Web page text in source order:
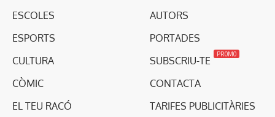
ESCOLES
ESPORTS
CULTURA
CÒMIC
EL TEU RACÓ
AUTORS
PORTADES
SUBSCRIU-TE
PROMO
CONTACTA
TARIFES PUBLICITÀRIES